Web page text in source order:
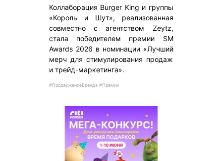
Коллаборация Burger King и группы
«Король и Шут», реализованная
совместно с агентством Zeytz,
стала победителем премии SM
Awards 2026 в номинации «Лучший
мерч для стимулирования продаж
и трейд-маркетинга».
#ПродвижениеБренда #Премии